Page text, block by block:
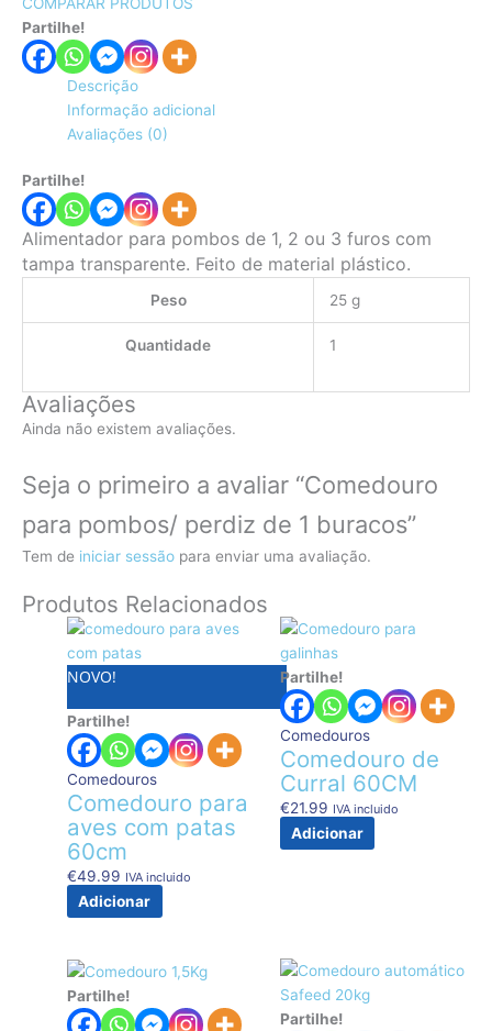
Partilhe!
Descrição
Informação adicional
Avaliações (0)
Partilhe!
Alimentador para pombos de 1, 2 ou 3 furos com
tampa transparente. Feito de material plástico.
Peso 25 g
Quantidade 1
Avaliações
Ainda não existem avaliações.
Seja o primeiro a avaliar “Comedouro
para pombos/ perdiz de 1 buracos”
Tem de iniciar sessão para enviar uma avaliação.
Produtos Relacionados
NOVO!
Partilhe!
Comedouros
Comedouro para
aves com patas
60cm
€49.99 IVA incluido
Adicionar
Partilhe!
Comedouros
Comedouro de
Curral 60CM
€21.99 IVA incluido
Adicionar
Partilhe!
Partilhe!